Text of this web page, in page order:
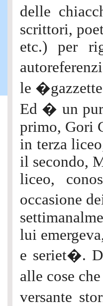
delle
scrittori,
etc.) per
le
Ed � un
primo, Gori
in terza
il secondo,
liceo,
occasione
lui
e seriet�.
alle cose
versante